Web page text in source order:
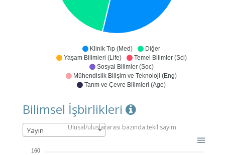
Klinik Tıp (Med)
Diğer
Yaşam Bilimleri (Life)
Temel Bilimler (Sci)
Sosyal Bilimler (Soc)
Mühendislik Bilişim ve Teknoloji (Eng)
Tarım ve Çevre Bilimleri (Age)
Bilimsel İşbirlikleri
Yayın Ulusal/uluslararası bazında tekil sayım
160